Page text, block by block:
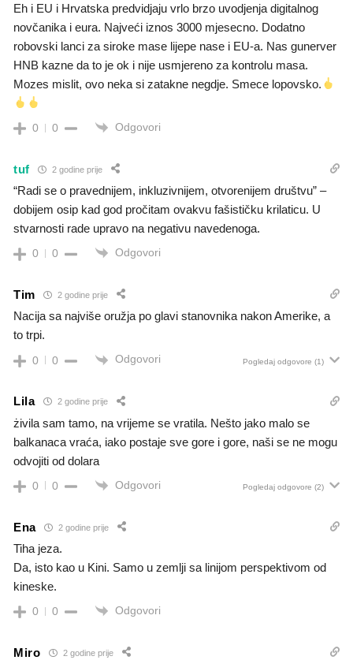
Eh i EU i Hrvatska predvidjaju vrlo brzo uvodjenja digitalnog
novčanika i eura. Najveći iznos 3000 mjesecno. Dodatno
robovski lanci za siroke mase lijepe nase i EU-a. Nas gunerver
HNB kazne da to je ok i nije usmjereno za kontrolu masa.
Mozes mislit, ovo neka si zatakne negdje. Smece lopovsko.
0 0 Odgovori
tuf 2 godine prije
“Radi se o pravednijem, inkluzivnijem, otvorenijem društvu” –
dobijem osip kad god pročitam ovakvu fašističku krilaticu. U
stvarnosti rade upravo na negativu navedenoga.
0 0 Odgovori
Tim 2 godine prije
Nacija sa najviše oružja po glavi stanovnika nakon Amerike, a
to trpi.
0 0 Odgovori Pogledaj odgovore (1)
Lila 2 godine prije
żivila sam tamo, na vrijeme se vratila. Nešto jako malo se
balkanaca vraća, iako postaje sve gore i gore, naši se ne mogu
odvojiti od dolara
0 0 Odgovori Pogledaj odgovore (2)
Ena 2 godine prije
Tiha jeza.
Da, isto kao u Kini. Samo u zemlji sa linijom perspektivom od
kineske.
0 0 Odgovori
Miro 2 godine prije